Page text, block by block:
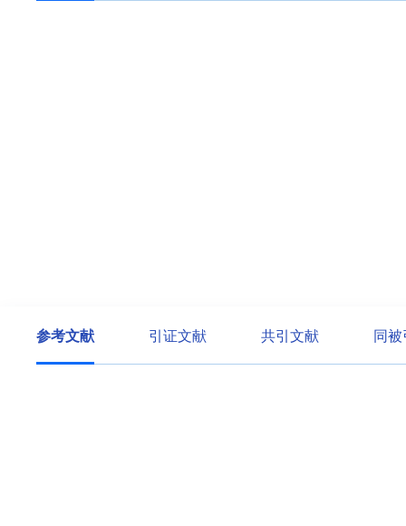
参考文献 引证文献 共引文献 同